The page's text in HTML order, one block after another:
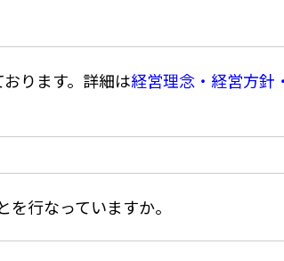
ります。詳細は経営理念・経営方針
行なっていますか。